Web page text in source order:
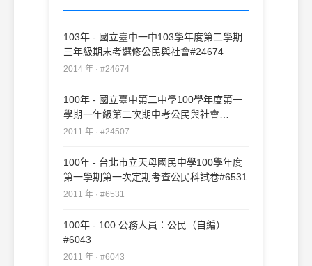
103年 - 國立臺中一中103學年度第二學期
三年級期末考選修公民與社會#24674
2014 年 · #24674
100年 - 國立臺中第二中學100學年度第一
學期一年級第二次期中考公民與社會
#24507
2011 年 · #24507
100年 - 台北市立天母國民中學100學年度
第一學期第一次定期考查公民科試卷#6531
2011 年 · #6531
100年 - 100 公務人員：公民（自編）
#6043
2011 年 · #6043